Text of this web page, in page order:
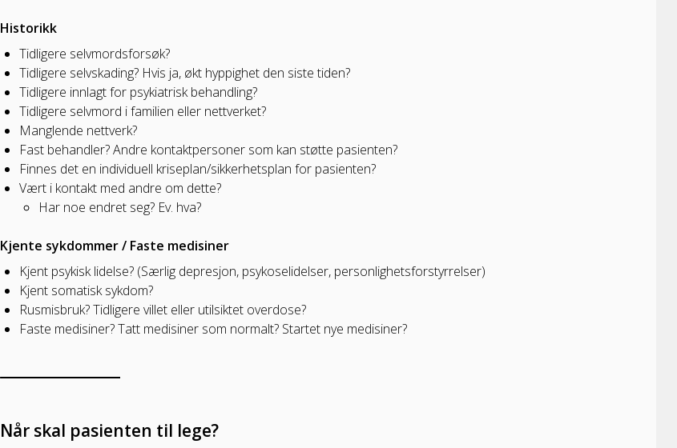
Historikk
Tidligere selvmordsforsøk?
Tidligere selvskading? Hvis ja, økt hyppighet den siste tiden?
Tidligere innlagt for psykiatrisk behandling?
Tidligere selvmord i familien eller nettverket?
Manglende nettverk?
Fast behandler? Andre kontaktpersoner som kan støtte pasienten?
Finnes det en individuell kriseplan/sikkerhetsplan for pasienten?
Vært i kontakt med andre om dette?
Har noe endret seg? Ev. hva?
Kjente sykdommer / Faste medisiner
Kjent psykisk lidelse? (Særlig depresjon, psykoselidelser, personlighetsforstyrrelser)
Kjent somatisk sykdom?
Rusmisbruk? Tidligere villet eller utilsiktet overdose?
Faste medisiner? Tatt medisiner som normalt? Startet nye medisiner?
Når skal pasienten til lege?